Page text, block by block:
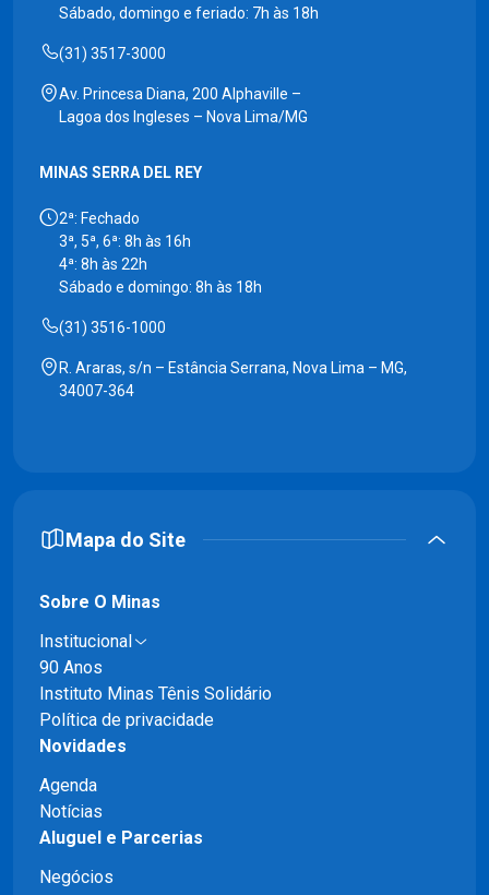
Sábado, domingo e feriado: 7h às 18h
(31) 3517-3000
Av. Princesa Diana, 200 Alphaville –
Lagoa dos Ingleses – Nova Lima/MG
MINAS SERRA DEL REY
2ª: Fechado
3ª, 5ª, 6ª: 8h às 16h
4ª: 8h às 22h
Sábado e domingo: 8h às 18h
(31) 3516-1000
R. Araras, s/n – Estância Serrana, Nova Lima – MG,
34007-364
Mapa do Site
Sobre O Minas
Institucional
90 Anos
Instituto Minas Tênis Solidário
Política de privacidade
Novidades
Agenda
Notícias
Aluguel e Parcerias
Negócios